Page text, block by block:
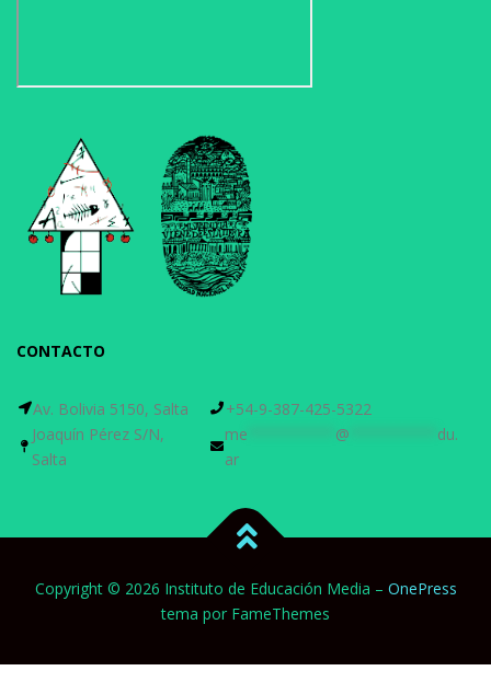
CONTACTO
Av. Bolivia 5150, Salta
Joaquín Pérez S/N,
Salta
+54-9-387-425-5322
me
@
du.
ar
Copyright © 2026 Instituto de Educación Media – OnePress
tema por FameThemes